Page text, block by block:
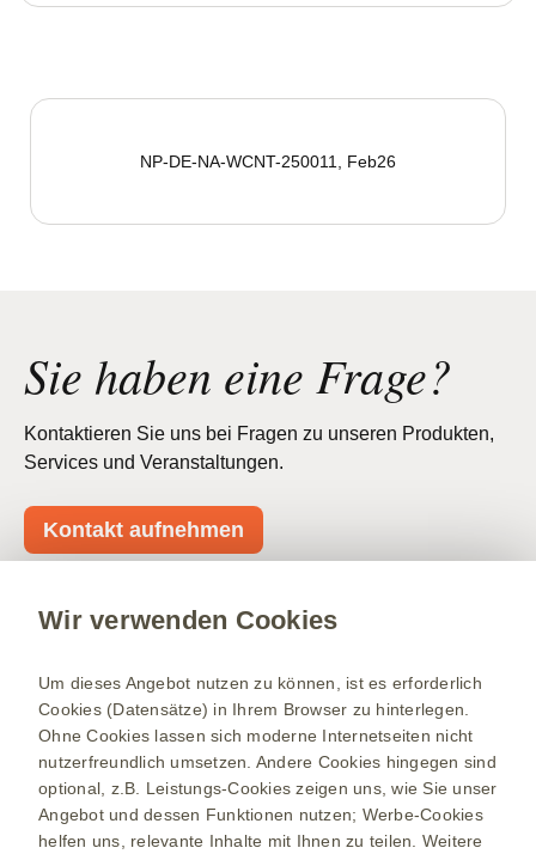
NP-DE-NA-WCNT-250011, Feb26
Sie haben eine Frage?
Kontaktieren Sie uns bei Fragen zu unseren Produkten,
Services und Veranstaltungen.
Kontakt aufnehmen
Über GSK
Nutzungsbedingungen
Datenschutzhinweis
Kontakt/Nebenwirkung melden
Newsletter
Wir verwenden Cookies
Um dieses Angebot nutzen zu können, ist es erforderlich
Cookies (Datensätze) in Ihrem Browser zu hinterlegen.
Ohne Cookies lassen sich moderne Internetseiten nicht
nutzerfreundlich umsetzen. Andere Cookies hingegen sind
optional, z.B. Leistungs-Cookies zeigen uns, wie Sie unser
Angebot und dessen Funktionen nutzen; Werbe-Cookies
helfen uns, relevante Inhalte mit Ihnen zu teilen. Weitere